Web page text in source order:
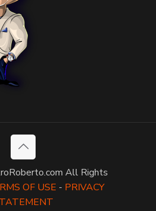
All Rights
OF USE - PRIVACY